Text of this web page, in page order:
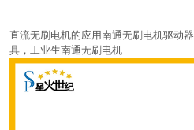
直流无刷电机的应用南通无刷电机驱动
具，工业生南通无刷电机